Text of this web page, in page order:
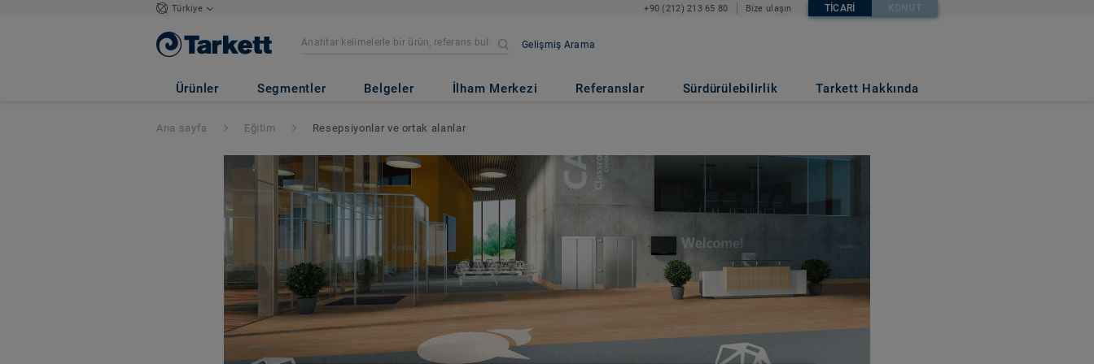
Türkiye +90 (212) 213 65 80 Bize ulaşın TICARI KONUT
Gelişmiş Arama
Ürünler Segmentler Belgeler İlham Merkezi Referanslar Sürdürülebilirlik Tarkett Hakkında
Ana sayfa Eğitim Resepsiyonlar ve ortak alanlar